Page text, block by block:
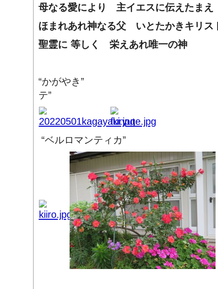
母なる愛により 主イエスに伝えたまえ
ほまれあれ神なる父 いとたかきキリ
聖霊に 等しく 栄えあれ唯一の神
“かがやき” “フ
テ”
“ベルロマンティカ” “